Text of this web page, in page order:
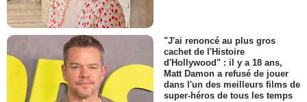
"J'ai renoncé au plus gros
cachet de l'Histoire
d'Hollywood" : il y a 18 ans,
Matt Damon a refusé de jouer
dans l'un des meilleurs films de
super-héros de tous les temps